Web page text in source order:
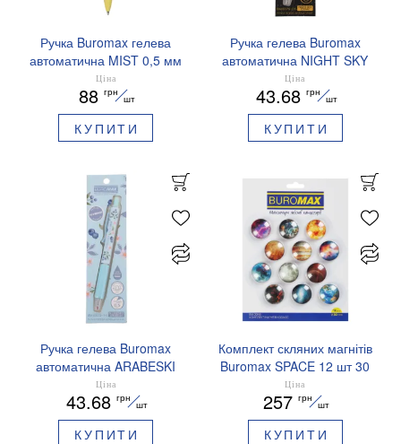
Ручка Buromax гелева
автоматична MIST 0,5 мм
сині чорнила BM.83103
Ціна
88 грн
шт
КУПИТИ
Ручка гелева Buromax
автоматична NIGHT SKY
ZODIAC 0.5 мм
ароматизований грип синє
чорнило BM.8379-01
Ціна
43.68 грн
шт
КУПИТИ
Ручка гелева Buromax
автоматична ARABESKI
0.5 мм ароматизований
грип синє чорнило в
блістері BM.8379-02
Ціна
43.68 грн
шт
КУПИТИ
Комплект скляних магнітів
Buromax SPACE 12 шт 30
мм BM.0048
Ціна
257 грн
шт
КУПИТИ